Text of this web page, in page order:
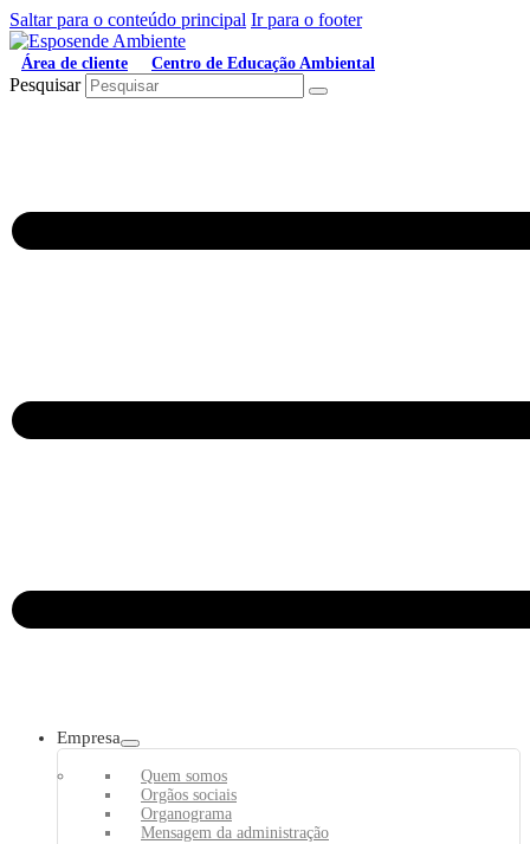
Saltar para o conteúdo principal Ir para o footer
Área de cliente Centro de Educação Ambiental
Pesquisar
Empresa
Quem somos
Orgãos sociais
Organograma
Mensagem da administração